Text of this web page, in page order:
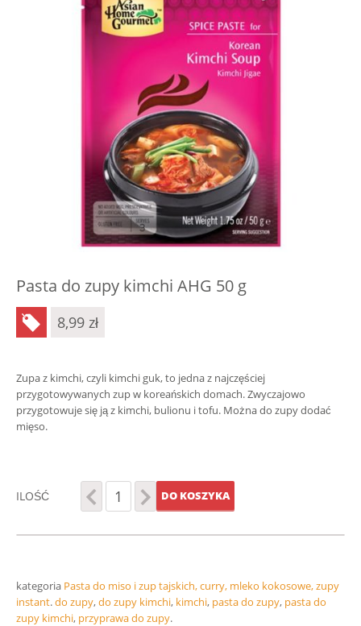
Pasta do zupy kimchi AHG 50 g
8,99 zł
Zupa z kimchi, czyli kimchi guk, to jedna z najczęściej
przygotowywanych zup w koreańskich domach. Zwyczajowo
przygotowuje się ją z kimchi, bulionu i tofu. Można do zupy dodać
mięso.
ILOŚĆ DO KOSZYKA
kategoria Pasta do miso i zup tajskich, curry, mleko kokosowe, zupy
instant.do zupy,do zupy kimchi, kimchi, pasta do zupy, pasta do
zupy kimchi, przyprawa do zupy.